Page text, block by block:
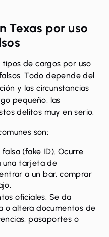
Texas por uso
tipos de cargos por uso
Todo depende del
y las circunstancias
pequeño, las
delitos muy en serio.
son:
(fake ID). Ocurre
una tarjeta de
a un bar, comprar
oficiales. Se da
o altera documentos de
pasaportes o